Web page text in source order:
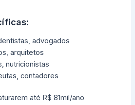
advogados
arquitetos
nutricionistas
contadores
até R$ 81mil/ano